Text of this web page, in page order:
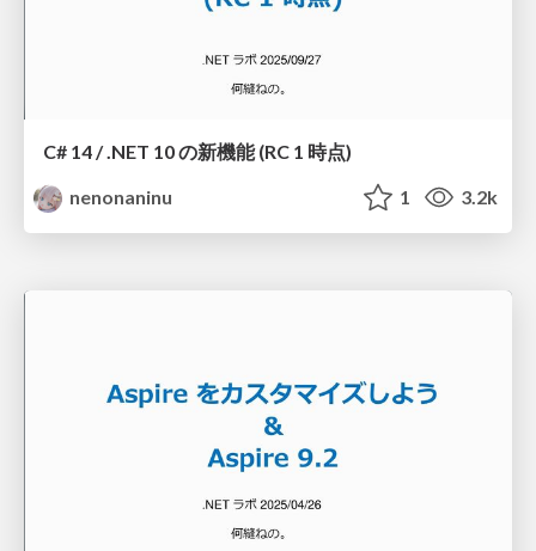
C# 14 / .NET 10 の新機能 (RC 1 時点)
nenonaninu
1 3.2k